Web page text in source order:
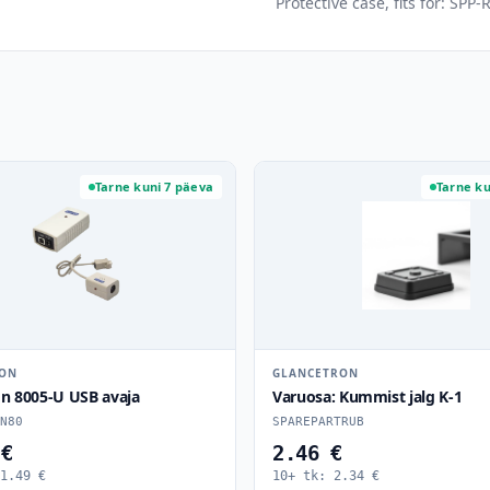
Tarne kuni 7 päeva
8005-U USB avaja
€
Tarne
GLANCETRON
Varuosa: Kummist jalg K-1
SPAREPARTRUB
2.46 €
10+ tk: 2.34 €